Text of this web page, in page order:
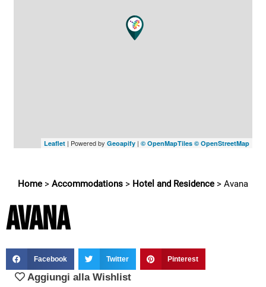
Leaflet | Powered by Geoapify | © OpenMapTiles © OpenStreetMap
Home > Accommodations > Hotel and Residence > Avana
Avana
Facebook Twitter Pinterest
Aggiungi alla Wishlist